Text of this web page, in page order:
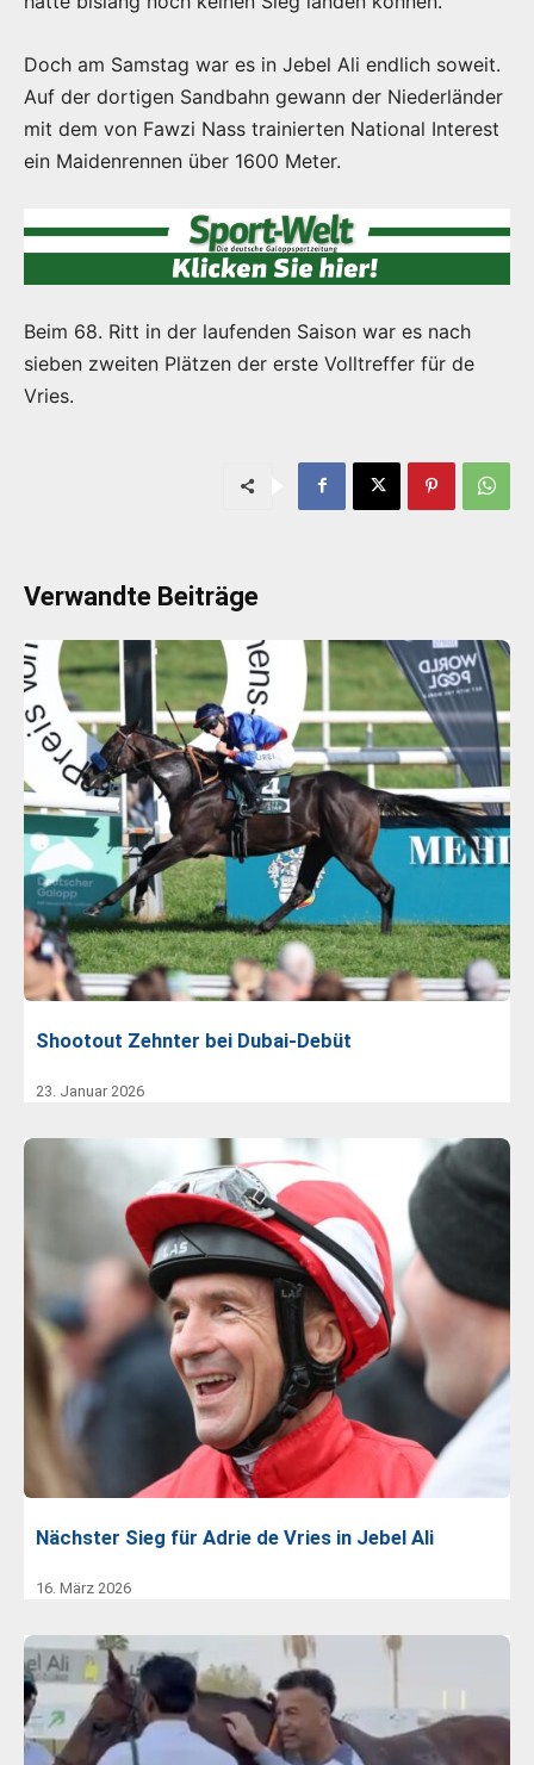
Doch am Samstag war es in Jebel Ali endlich soweit.
Auf der dortigen Sandbahn gewann der Niederländer
mit dem von Fawzi Nass trainierten National Interest
ein Maidenrennen über 1600 Meter.
Beim 68. Ritt in der laufenden Saison war es nach
sieben zweiten Plätzen der erste Volltreffer für de
Vries.
Verwandte Beiträge
Shootout Zehnter bei Dubai-Debüt
23. Januar 2026
Nächster Sieg für Adrie de Vries in Jebel Ali
16. März 2026